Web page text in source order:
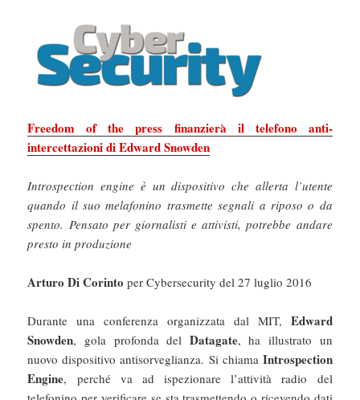
Freedom of the press finanzierà il telefono anti-
intercettazioni di Edward Snowden
Introspection engine è un dispositivo che allerta l’utente
quando il suo melafonino trasmette segnali a riposo o da
spento. Pensato per giornalisti e attivisti, potrebbe andare
presto in produzione
Arturo Di Corintoper Cybersecurity del 27 luglio 2016
Durante una conferenza organizzata dal MIT, Edward
Snowden, gola profonda del Datagate, ha illustrato un
nuovo dispositivo antisorveglianza. Si chiama Introspection
Engine, perché va ad ispezionare l’attività radio del